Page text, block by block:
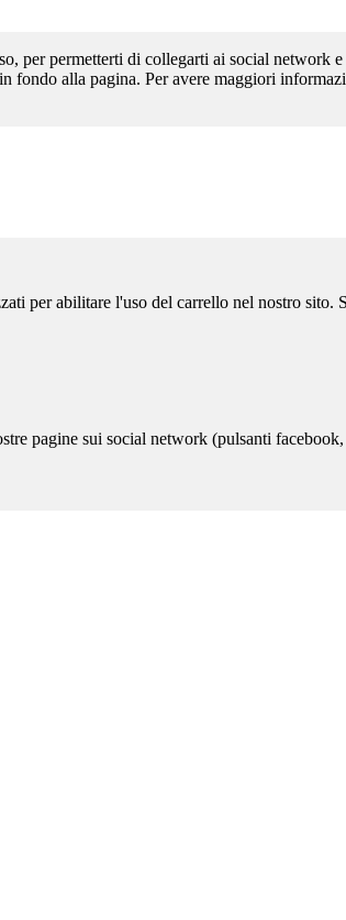
per permetterti di collegarti ai social network
alla pagina. Per avere maggiori
per abilitare l'uso del carrello nel nostro sito.
pagine sui social network (pulsanti